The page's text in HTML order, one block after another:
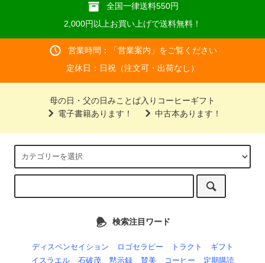
全国一律送料550円
2,000円以上お買い上げで送料無料！
営業時間：「営業案内 」をご覧ください
定休日：日祝（注文可・出荷なし）
母の日・父の日みことば入りコーヒーギフト
電子書籍あります！
中古本あります！
検索注目ワード
ディスペンセイション ロゴセラピー トラクト
ギフト
イスラエル
石破茂 黙示録 賛美 コーヒー
定期購読